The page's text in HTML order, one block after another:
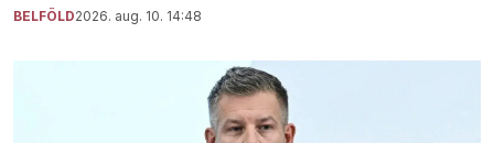
BELFÖLD2026. aug. 10. 14:48